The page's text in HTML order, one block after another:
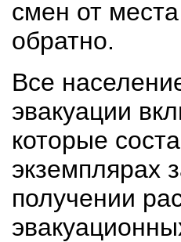
смен от
обратно.
Все
эвакуации
которые
экземплярах
получении